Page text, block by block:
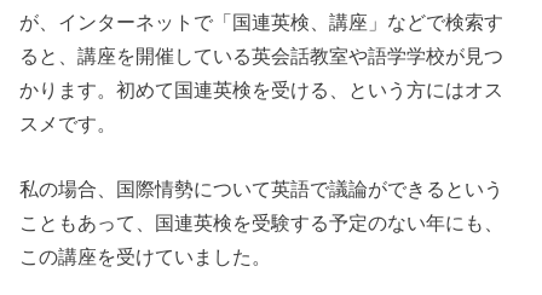
が、インターネットで「国連英検、講座」などで検索す
ると、講座を開催している英会話教室や語学学校が見つ
かります。初めて国連英検を受ける、という方にはオス
スメです。
私の場合、国際情勢について英語で議論ができるという
こともあって、国連英検を受験する予定のない年にも、
この講座を受けていました。